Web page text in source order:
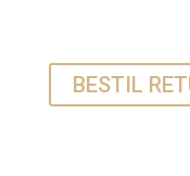
BESTIL